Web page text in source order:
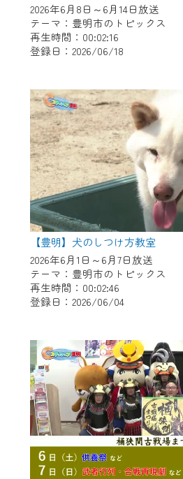
2026年6月8日～6月14日放送
テーマ：豊明市のトピックス
再生時間：00:02:16
登録日：2026/06/18
【豊明】犬のしつけ方教室
2026年6月1日～6月7日放送
テーマ：豊明市のトピックス
再生時間：00:02:46
登録日：2026/06/04